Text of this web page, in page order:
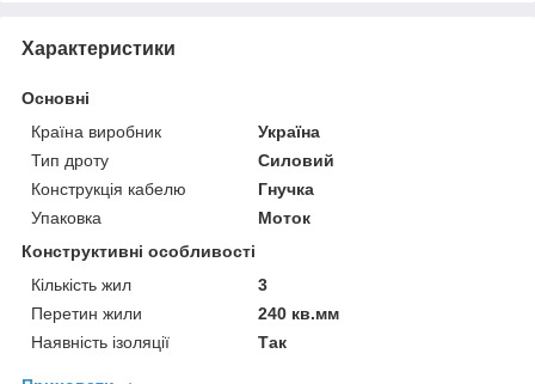
Характеристики
Основні
Країна виробник
Україна
Тип дроту
Силовий
Конструкція кабелю
Гнучка
Упаковка
Моток
Конструктивні особливості
Кількість жил
3
Перетин жили
240 кв.мм
Наявність ізоляції
Так